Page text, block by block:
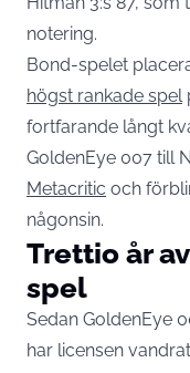
notering.
Bond-spelet
högst rankade spel
fortfarande långt
GoldenEye 007 till
Metacritic och
någonsin.
Trettio år
spel
Sedan GoldenEye
har licensen